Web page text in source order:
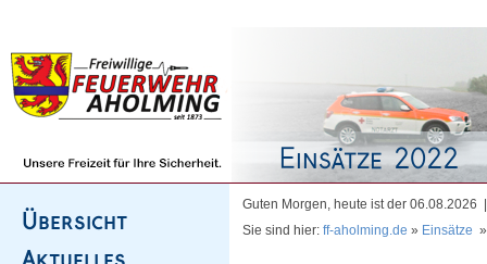
Guten Morgen, heute ist der
Sie sind hier: ff-aholming.de » Einsätze